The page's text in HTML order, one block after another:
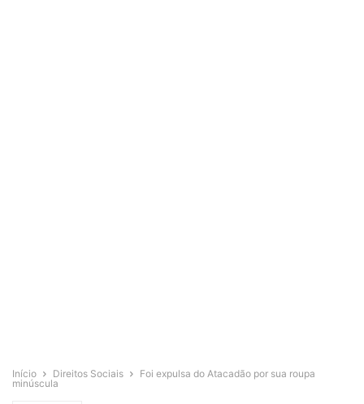
Início Direitos Sociais
Foi expulsa do Atacadão por sua roupa
minúscula